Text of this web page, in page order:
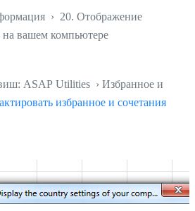
› 20. Отображение
на вашем компьютере
ASAP Utilities › Избранное и
избранное и сочетания